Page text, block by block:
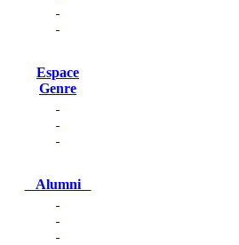
Espace
Genre
Alumni